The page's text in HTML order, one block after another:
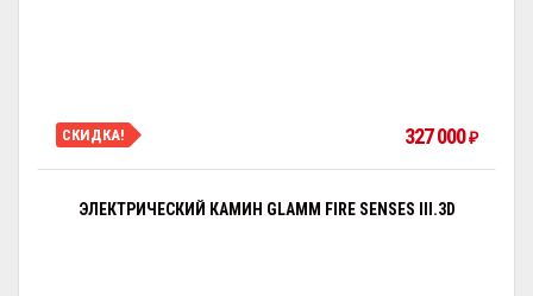
СКИДКА! 327 000 ₽
ЭЛЕКТРИЧЕСКИЙ КАМИН GLAMM FIRE SENSES III.3D